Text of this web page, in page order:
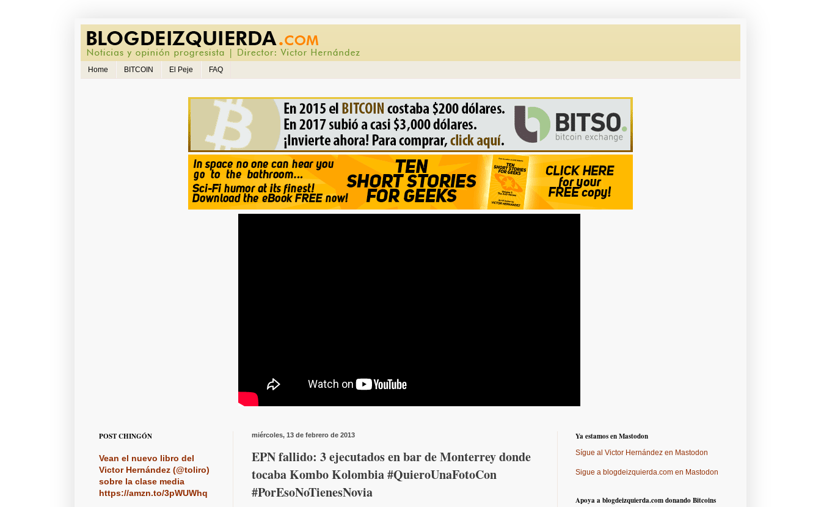
Home BITCOIN El Peje FAQ
miércoles, 13 de febrero de 2013
EPN fallido: 3 ejecutados en bar de Monterrey donde
tocaba Kombo Kolombia #QuieroUnaFotoCon
#PorEsoNoTienesNovia
POST CHINGÓN
Vean el nuevo libro del
Victor Hernández (@toliro)
sobre la clase media
https://amzn.to/3pWUWhq
Ya estamos en Mastodon
Sígue al Victor Hernández en Mastodon
Sigue a blogdeizquierda.com en Mastodon
Apoya a blogdeizquierda.com donando Bitcoins